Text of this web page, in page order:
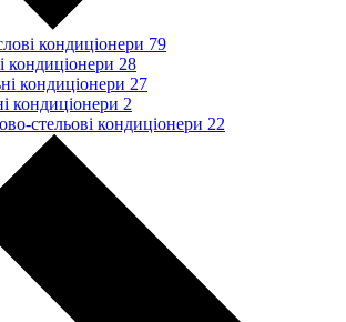
кондиціонери 79
кондиціонери 28
кондиціонери 27
кондиціонери 2
стельові кондиціонери 22